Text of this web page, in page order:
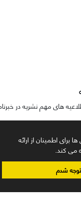
اطمینان از ارائه
می کند.
شدم
های مهم نشریه در
علمی.طراحی و پیاده سازی از